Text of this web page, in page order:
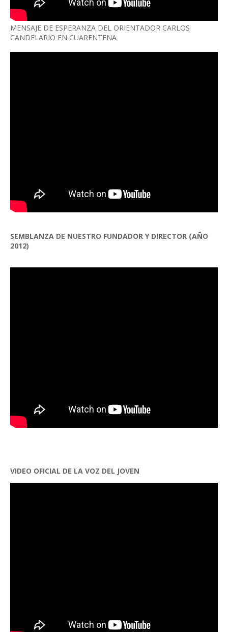
MENSAJE DE ESPERANZA DEL ORIENTADOR CARLOS
CANDELARIO EN CUARENTENA
SEMBLANZA DE NUESTRO FUNDADOR Y DIRECTOR (AÑO
2012)
VIDEO OFICIAL DE LA VOZ DEL JOVEN